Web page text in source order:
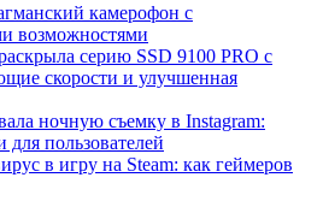
камерофон с
возможностями
серию SSD 9100 PRO с
скорости и улучшенная
ночную съемку в Instagram:
пользователей
в игру на Steam: как геймеров